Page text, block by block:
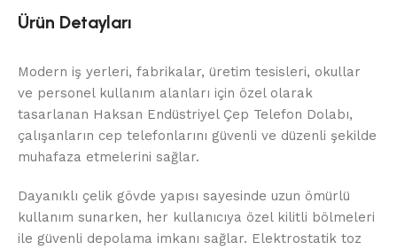
Ürün Detayları
Modern iş yerleri, fabrikalar, üretim tesisleri, okullar
ve personel kullanım alanları için özel olarak
tasarlanan Haksan Endüstriyel Çep Telefon Dolabı,
çalışanların cep telefonlarını güvenli ve düzenli şekilde
muhafaza etmelerini sağlar.
Dayanıklı çelik gövde yapısı sayesinde uzun ömürlü
kullanım sunarken, her kullanıcıya özel kilitli bölmeleri
ile güvenli depolama imkanı sağlar. Elektrostatik toz